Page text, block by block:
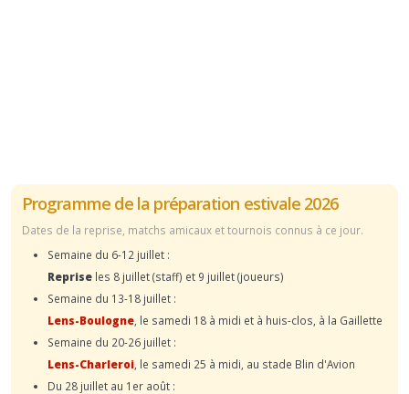
Programme de la préparation estivale 2026
Dates de la reprise, matchs amicaux et tournois connus à ce jour.
Semaine du 6-12 juillet :
Reprise les 8 juillet (staff) et 9 juillet (joueurs)
Semaine du 13-18 juillet :
Lens-Boulogne , le samedi 18 à midi et à huis-clos, à la Gaillette
Semaine du 20-26 juillet :
Lens-Charleroi , le samedi 25 à midi, au stade Blin d'Avion
Du 28 juillet au 1er août :